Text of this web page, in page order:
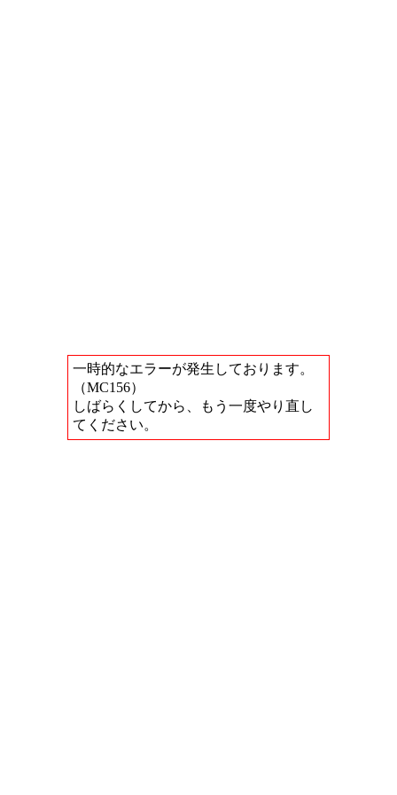
一時的なエラーが発生しております。
（MC156）
しばらくしてから、もう一度やり直し
てください。